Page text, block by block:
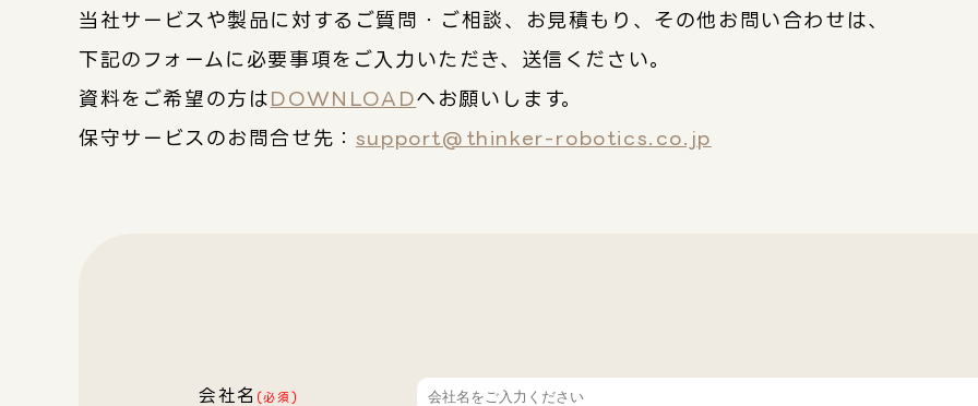
当社サービスや製品に対するご質問・ご相談、お見積もり、その他お問い合わせは、
下記のフォームに必要事項をご入力いただき、送信ください。
資料をご希望の方は DOWNLOADへお願いします。
保守サービスのお問合せ先： support@thinker-robotics.co.jp
会社名 (必須)